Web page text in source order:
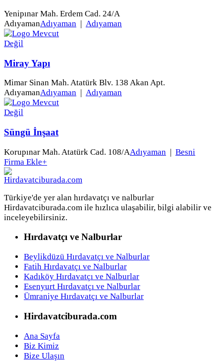
Yenipınar Mah. Erdem Cad. 24/A
AdıyamanAdıyaman | Adıyaman
Miray Yapı
Mimar Sinan Mah. Atatürk Blv. 138 Akan Apt.
AdıyamanAdıyaman Adıyaman
Süngü İnşaat
Korupınar Mah. Atatürk Cad. 108/AAdıyaman | Besni
Firma Ekle+
Türkiye'de yer alan hırdavatçı ve nalburlar
Hirdavatciburada.com ile hızlıca ulaşabilir, bilgi alabilir ve
inceleyebilirsiniz.
Hırdavatçı ve Nalburlar
Beylikdüzü Hırdavatçı ve Nalburlar
Fatih Hırdavatçı ve Nalburlar
Kadıköy Hırdavatçı ve Nalburlar
Esenyurt Hırdavatçı ve Nalburlar
Ümraniye Hırdavatçı ve Nalburlar
Hirdavatciburada.com
Ana Sayfa
Biz Kimiz
Bize Ulaşın